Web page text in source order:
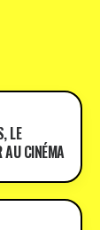
LE
AU CINÉMA